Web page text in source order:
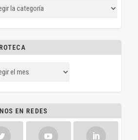
EN REDES